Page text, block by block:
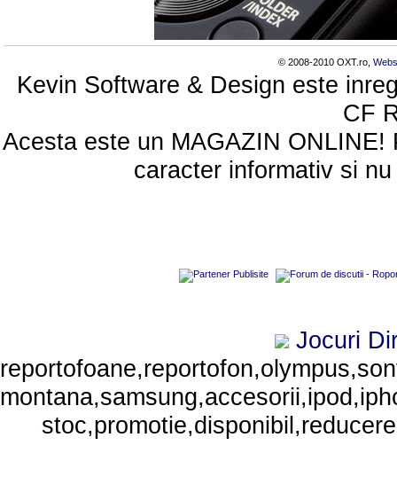
© 2008-2010 OXT.ro,
Kevin Software & Design este
CF
Acesta este un MAGAZIN
caracter informativ si
Jocuri